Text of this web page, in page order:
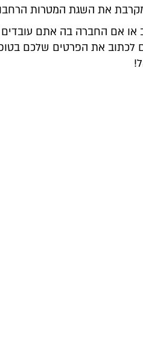
את השגת המטרות
אם החברה בה אתם עובדים
לכתוב את הפרטים שלכם